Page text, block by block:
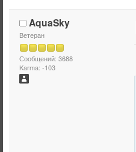
AquaSky
Ветеран
Сообщений: 3688
Karma: -103